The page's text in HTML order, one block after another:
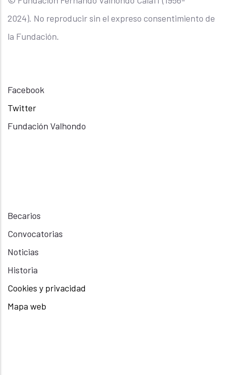
2024). No reproducir sin el expreso consentimiento de
la Fundación.
Facebook
Twitter
Fundación Valhondo
Becarios
Convocatorias
Noticias
Historia
Cookies y privacidad
Mapa web